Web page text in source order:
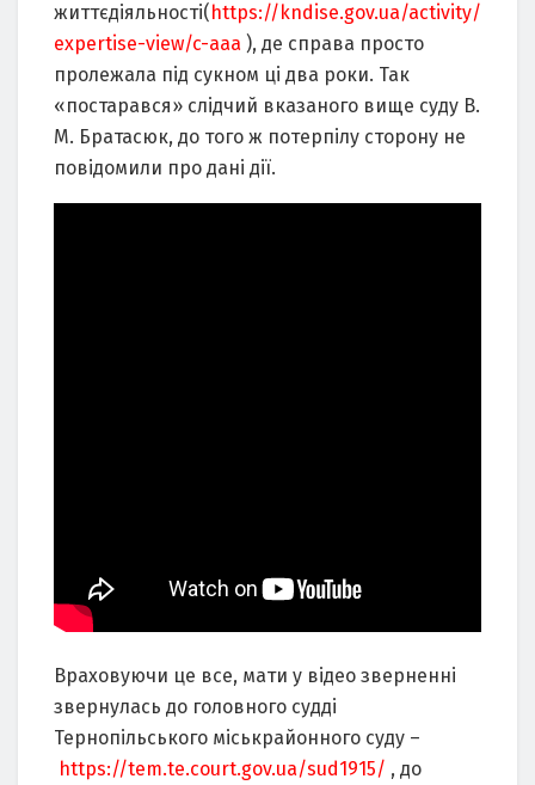
життєдіяльності( https://kndise.gov.ua/activity/
expertise-view/c-aaa ), де справа просто
пролежала під сукном ці два роки. Так
«постарався» слідчий вказаного вище суду В.
М. Братасюк, до того ж потерпілу сторону не
повідомили про дані дії.
Враховуючи це все, мати у відео зверненні
звернулась до головного судді
Тернопільського міськрайонного суду –
https://tem.te.court.gov.ua/sud1915/ , до